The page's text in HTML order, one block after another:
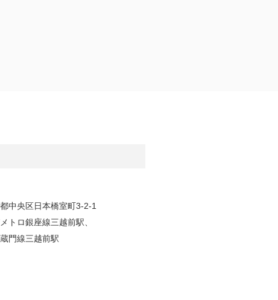
央区日本橋室町3-2-1
トロ銀座線三越前駅、
門線三越前駅